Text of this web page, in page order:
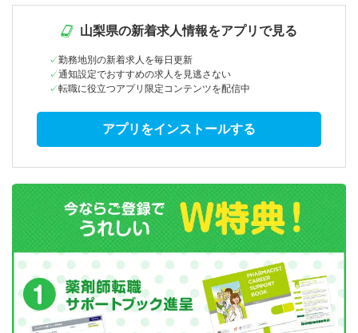
山梨県の新着求人情報をアプリで見る
勤務地別の新着求人を毎日更新
通知設定でおすすめの求人を見逃さない
転職に役立つアプリ限定コンテンツを配信中
アプリをインストールする